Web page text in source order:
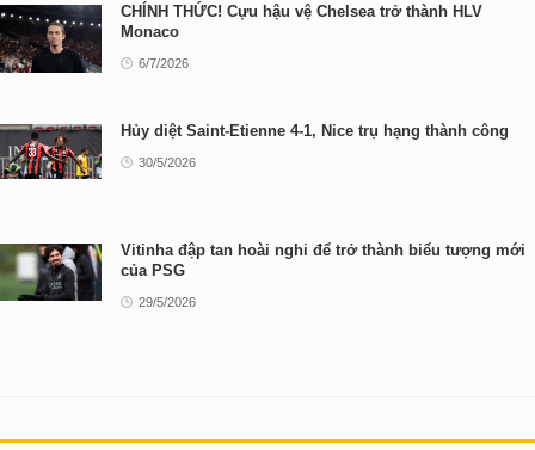
CHÍNH THỨC! Cựu hậu vệ Chelsea trở thành HLV
Monaco
6/7/2026
Hủy diệt Saint-Etienne 4-1, Nice trụ hạng thành công
30/5/2026
Vitinha đập tan hoài nghi để trở thành biểu tượng mới
của PSG
29/5/2026